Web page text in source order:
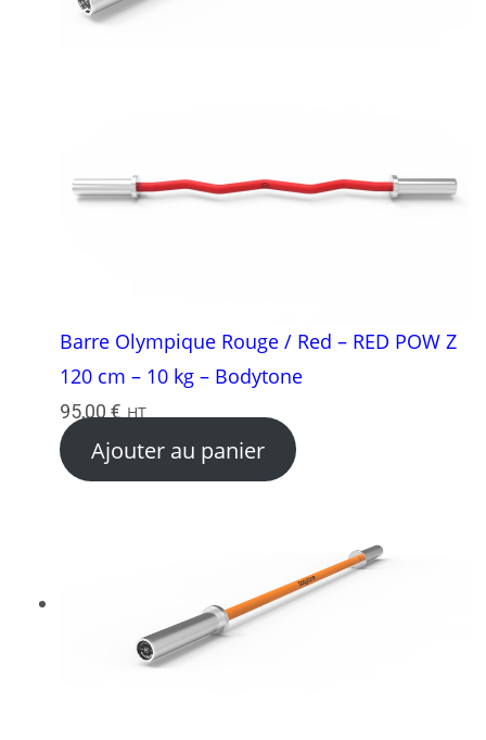
Barre Olympique Rouge / Red – RED POW Z
120 cm – 10 kg – Bodytone
95,00 € HT
Ajouter au panier